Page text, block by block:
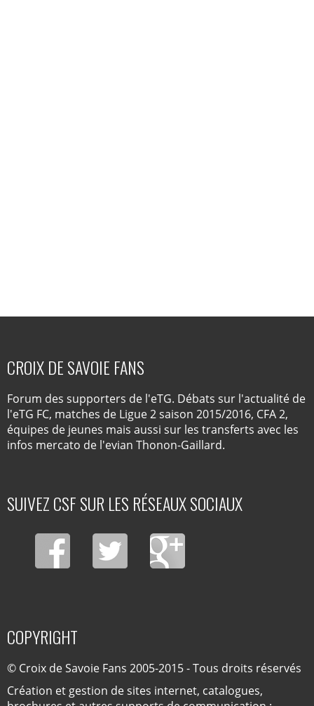
CROIX DE SAVOIE FANS
Forum des supporters de l'eTG. Débats sur l'actualité de
l'eTG FC, matches de Ligue 2 saison 2015/2016, CFA 2,
équipes de jeunes mais aussi sur les transferts avec les
infos mercato de l'evian Thonon-Gaillard.
SUIVEZ CSF SUR LES RÉSEAUX SOCIAUX
COPYRIGHT
© Croix de Savoie Fans 2005-2015 - Tous droits réservés
Création et gestion de sites internet, catalogues,